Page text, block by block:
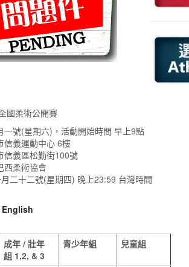
國柔術公開賽
一號(星期六)，活動開始時間 早上9點
信義運動中心 6樓
信義區松勤街100號
西柔術協會
二十二號(星期四) 晚上23:59 台灣時間
成年 / 壯年
組 1,2, & 3
青少年組 兒童組